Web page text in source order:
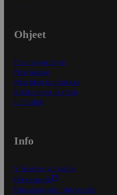
Ohjeet
Ensitilaajan ohjeet
Näin maksat
Näin tilaat ja muokkaat
Kaikki ohjeet ja vinkit
In English
Info
S-Business yrityksille
Oiva-raportit
Osuuskauppojen yhteystiedot